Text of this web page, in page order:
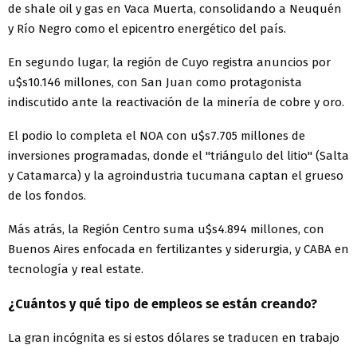
de shale oil y gas en Vaca Muerta, consolidando a Neuquén
y Río Negro como el epicentro energético del país.
En segundo lugar, la región de Cuyo registra anuncios por
u$s10.146 millones, con San Juan como protagonista
indiscutido ante la reactivación de la minería de cobre y oro.
El podio lo completa el NOA con u$s7.705 millones de
inversiones programadas, donde el "triángulo del litio" (Salta
y Catamarca) y la agroindustria tucumana captan el grueso
de los fondos.
Más atrás, la Región Centro suma u$s4.894 millones, con
Buenos Aires enfocada en fertilizantes y siderurgia, y CABA en
tecnología y real estate.
¿Cuántos y qué tipo de empleos se están creando?
La gran incógnita es si estos dólares se traducen en trabajo